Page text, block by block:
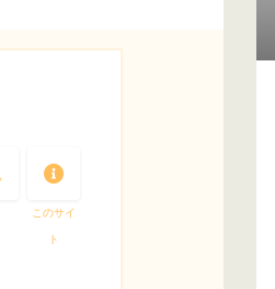
このサイ
ト